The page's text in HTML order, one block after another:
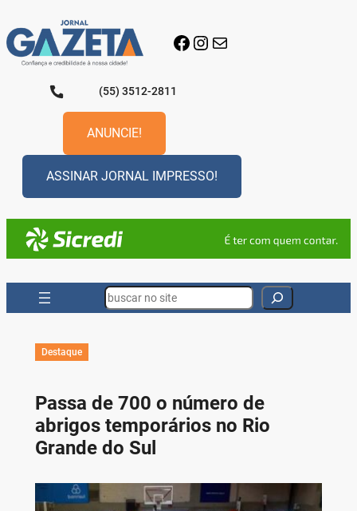
para
o
conteúdo
Facebook
Instagram
E-mail
(55) 3512-2811
ANUNCIE!
ASSINAR JORNAL IMPRESSO!
Search
Destaque
Passa de 700 o número de
abrigos temporários no Rio
Grande do Sul